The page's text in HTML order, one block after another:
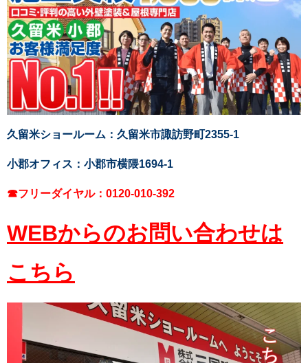
久留米ショールーム：久留米市諏訪野町2355-1
小郡オフィス：小郡市横隈1694-1
☎フリーダイヤル：0120-010-392
WEBからのお問い合わせは
こちら